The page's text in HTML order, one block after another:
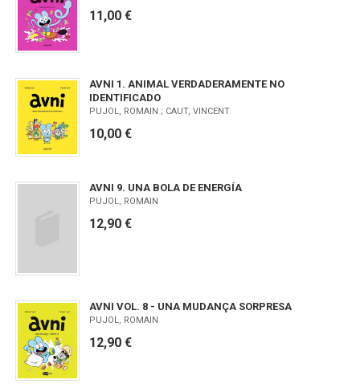
11,00 €
AVNI 1. ANIMAL VERDADERAMENTE NO
IDENTIFICADO
PUJOL, ROMAIN ; CAUT, VINCENT
10,00 €
AVNI 9. UNA BOLA DE ENERGÍA
PUJOL, ROMAIN
12,90 €
AVNI VOL. 8 - UNA MUDANÇA SORPRESA
PUJOL, ROMAIN
12,90 €